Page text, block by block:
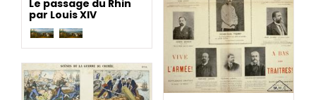
Le passage du Rhin
par Louis XIV